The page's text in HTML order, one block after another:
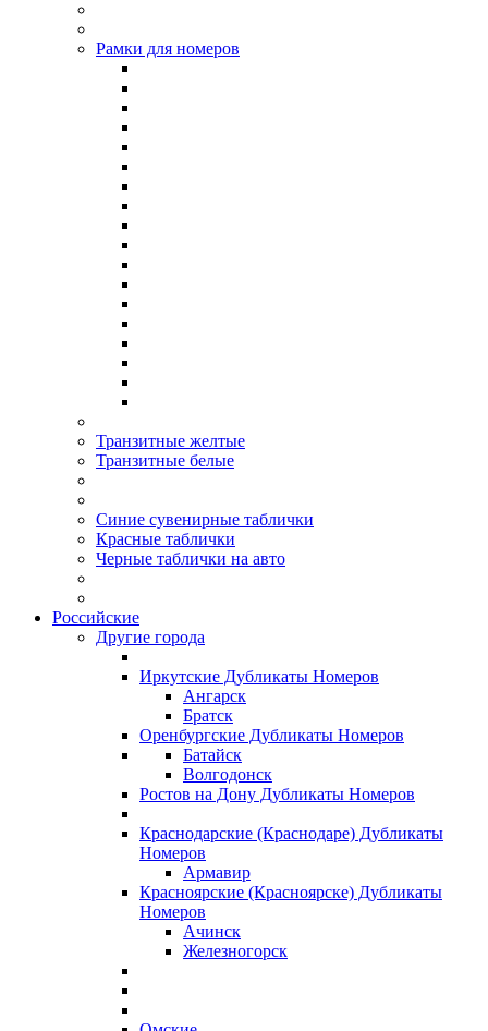
Рамки для номеров
Транзитные желтые
Транзитные белые
Синие сувенирные таблички
Красные таблички
Черные таблички на авто
Российские
Другие города
Иркутские Дубликаты Номеров
Ангарск
Братск
Оренбургские Дубликаты Номеров
Батайск
Волгодонск
Ростов на Дону Дубликаты Номеров
Краснодарские (Краснодаре) Дубликаты
Номеров
Армавир
Красноярские (Красноярске) Дубликаты
Номеров
Ачинск
Железногорск